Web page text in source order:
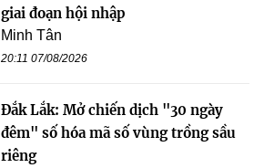
giai đoạn hội nhập
Minh Tân
20:11 07/08/2026
Đắk Lắk: Mở chiến dịch "30 ngày
đêm" số hóa mã số vùng trồng sầu
riêng